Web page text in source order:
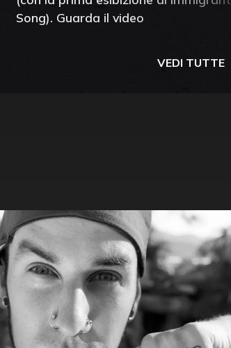
Song). Guarda il video
VEDI TUTTE